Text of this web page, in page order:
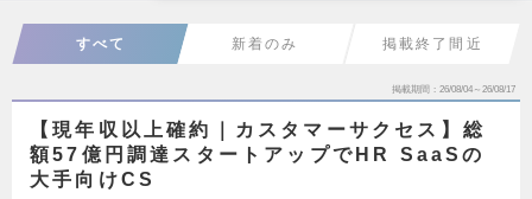
すべて 新着のみ 掲載終了間近
掲載期間 26/08/04～26/08/17
【現年収以上確約｜カスタマーサクセス】総
額57億円調達スタートアップでHR SaaSの
大手向けCS